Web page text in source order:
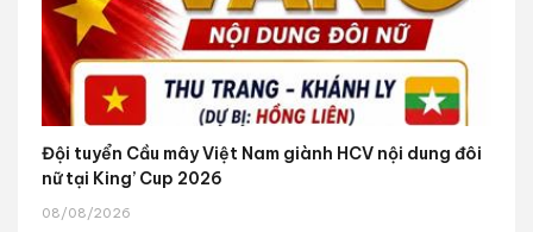
Đội tuyển Cầu mây Việt Nam giành HCV nội dung đôi
nữ tại King’ Cup 2026
08/08/2026